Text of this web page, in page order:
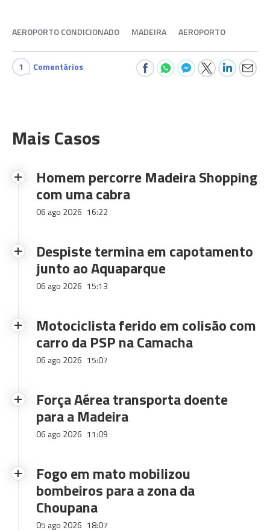
AEROPORTO CONDICIONADO MADEIRA AEROPORTO
1 Comentários
Mais Casos
Homem percorre Madeira Shopping
com uma cabra
06 ago 2026 16:22
Despiste termina em capotamento
junto ao Aquaparque
06 ago 2026 15:13
Motociclista ferido em colisão com
carro da PSP na Camacha
06 ago 2026 15:07
Força Aérea transporta doente
para a Madeira
06 ago 2026 11:09
Fogo em mato mobilizou
bombeiros para a zona da
Choupana
05 ago 2026 18:07